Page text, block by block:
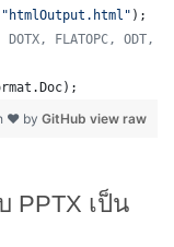
"htmlOutput.html" );
DOTX, FLATOPC,
. Doc);
view raw
❤ by GitHub
PPTX เป็น